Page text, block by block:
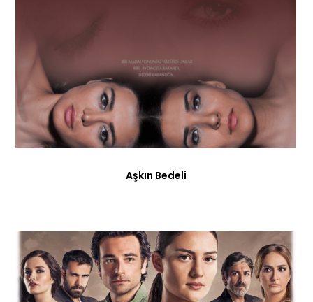
Aşkın Bedeli